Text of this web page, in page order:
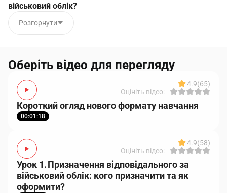
військовий облік?
Розгорнути
Оберіть відео для перегляду
4.9(65)
Оцініть відео:
Короткий огляд нового формату навчання
00:01:18
4.9(58)
Оцініть відео:
Урок 1. Призначення відповідального за
військовий облік: кого призначити та як
оформити?